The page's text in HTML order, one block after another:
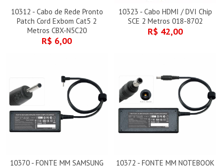
10312 - Cabo de Rede Pronto
Patch Cord Exbom Cat5 2
Metros CBX-N5C20
R$ 6,00
10323 - Cabo HDMI / DVI Chip
SCE 2 Metros 018-8702
R$ 42,00
10370 - FONTE MM SAMSUNG
10372 - FONTE MM NOTEBOOK